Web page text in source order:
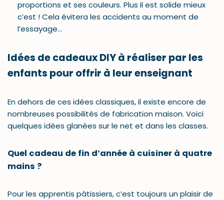
proportions et ses couleurs. Plus il est solide mieux
c’est ! Cela évitera les accidents au moment de
l’essayage…
Idées de cadeaux DIY à réaliser par les
enfants pour offrir à leur enseignant
En dehors de ces idées classiques, il existe encore de
nombreuses possibilités de fabrication maison. Voici
quelques idées glanées sur le net et dans les classes.
Quel cadeau de fin d’année à cuisiner à quatre
mains ?
Pour les apprentis pâtissiers, c’est toujours un plaisir de